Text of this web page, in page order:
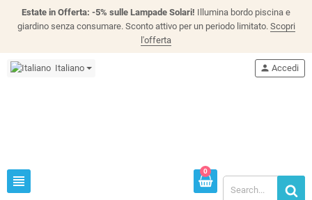
Estate in Offerta: -5% sulle Lampade Solari! Illumina bordo piscina e
giardino senza consumare. Sconto attivo per un periodo limitato. Scopri
l'offerta
Italiano
view_headline
person Accedi
0